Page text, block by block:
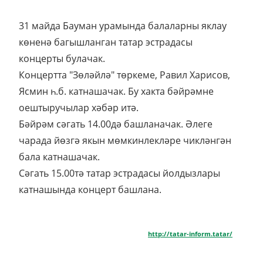
31 майда Бауман урамында балаларны яклау
көненә багышланган татар эстрадасы
концерты булачак.
Концертта "Зөләйлә" төркеме, Равил Харисов,
Ясмин һ.б. катнашачак. Бу хакта бәйрәмне
оештыручылар хәбәр итә.
Бәйрәм сәгать 14.00дә башланачак. Әлеге
чарада йөзгә якын мөмкинлекләре чикләнгән
бала катнашачак.
Сәгать 15.00тә татар эстрадасы йолдызлары
катнашында концерт башлана.
http://tatar-inform.tatar/